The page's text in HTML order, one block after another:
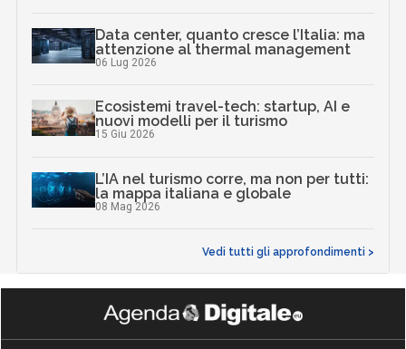
Data center, quanto cresce l’Italia: ma
attenzione al thermal management
06 Lug 2026
Ecosistemi travel-tech: startup, AI e
nuovi modelli per il turismo
15 Giu 2026
L’IA nel turismo corre, ma non per tutti:
la mappa italiana e globale
08 Mag 2026
Vedi tutti gli approfondimenti >